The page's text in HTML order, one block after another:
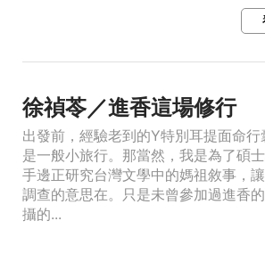
徐禎苓／進香這場修行
出發前，經驗老到的Y特別耳提面命
是一般小旅行。那當然，我是為了碩
手邊正研究台灣文學中的媽祖敘事，
調查的意思在。只是未曾參加過進香
攝的...